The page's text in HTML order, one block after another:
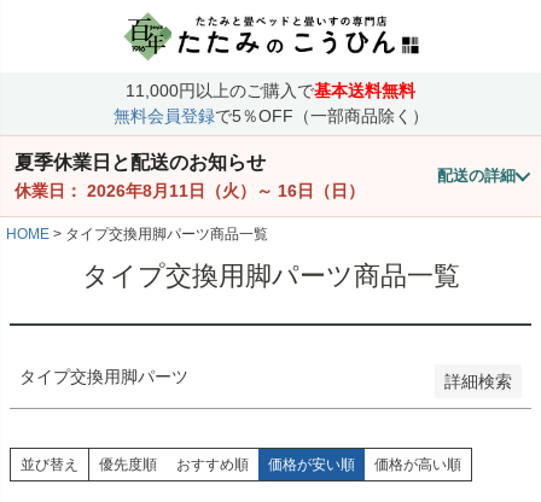
11,000円以上のご購入で基本送料無料
無料会員登録で5％OFF（一部商品除く）
夏季休業日と配送のお知らせ
休業日： 2026年8月11日（火） ～ 16日（日）
配送の詳細
HOME タイプ交換用脚パーツ商品一覧
タイプ交換用脚パーツ商品一覧
タイプ交換用脚パーツ 詳細検索
〜
商品番号/JANコード
並び順
価格が安い順
価格が高い順
レビュー順
検索
並び替え 優先度順 おすすめ順 価格が安い順 価格が高い順